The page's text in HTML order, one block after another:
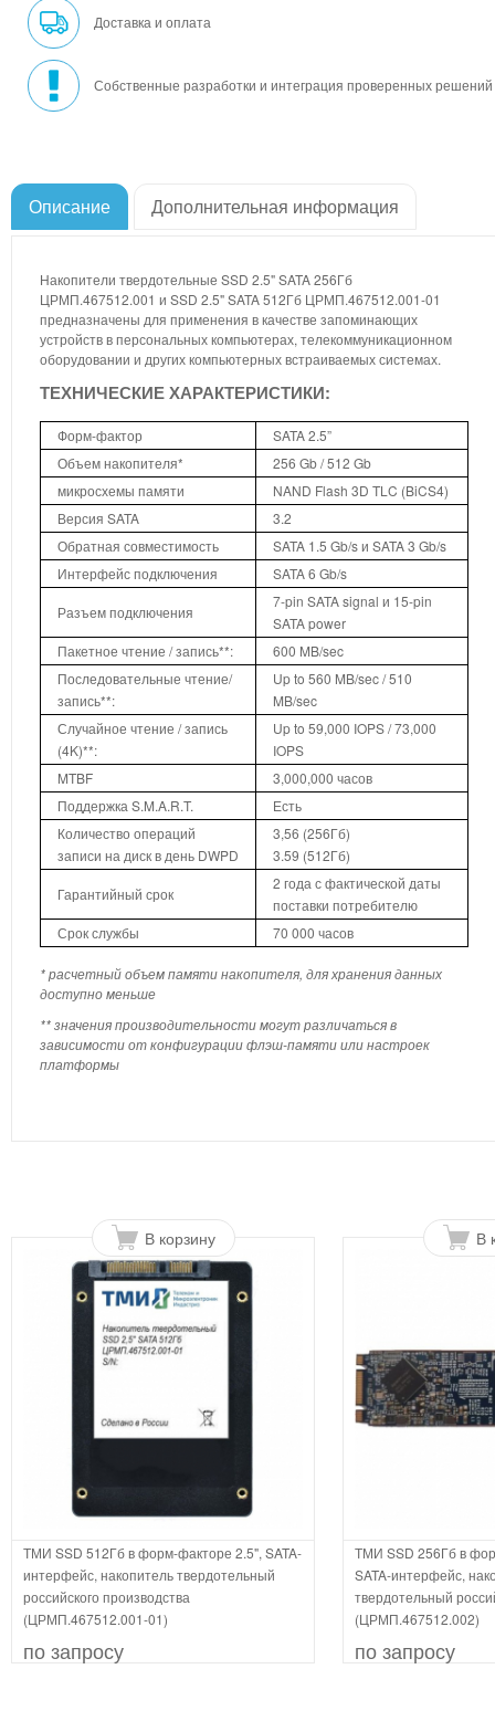
Доставка и оплата
Собственные разработки и интеграция проверенных решений
Описание Дополнительная информация
Накопители твердотельные SSD 2.5" SATA 256Гб
ЦРМП.467512.001 и SSD 2.5" SATA 512Гб ЦРМП.467512.001-01
предназначены для применения в качестве запоминающих
устройств в персональных компьютерах, телекоммуникационном
оборудовании и других компьютерных встраиваемых системах.
ТЕХНИЧЕСКИЕ ХАРАКТЕРИСТИКИ:
Форм-фактор
SATA 2.5”
Объем накопителя*
256 Gb / 512 Gb
микросхемы памяти
NAND Flash 3D TLC (BiCS4)
Версия SATA
3.2
Обратная совместимость
SATA 1.5 Gb/s и SATA 3 Gb/s
Интерфейс подключения
SATA 6 Gb/s
Разъем подключения
7-pin SATA signal и 15-pin
SATA power
Пакетное чтение / запись**:
600 MB/sec
Последовательные чтение/
запись**:
Up to 560 MB/sec / 510
MB/sec
Случайное чтение / запись
(4K)**:
Up to 59,000 IOPS / 73,000
IOPS
MTBF
3,000,000 часов
Поддержка S.M.A.R.T.
Есть
Количество операций
записи на диск в день DWPD
3,56 (256Гб)
3.59 (512Гб)
Гарантийный срок
2 года с фактической даты
поставки потребителю
Срок службы
70 000 часов
* расчетный объем памяти накопителя, для хранения данных
доступно меньше
** значения производительности могут различаться в
зависимости от конфигурации флэш-памяти или настроек
платформы
В корзину
ТМИ SSD 512Гб в форм-факторе 2.5", SATA-
интерфейс, накопитель твердотельный
российского производства
(ЦРМП.467512.001-01)
по запросу
В
ТМИ SSD 256Гб в
SATA-интерфейс,
твердотельный
(ЦРМП.467512.002)
по запросу